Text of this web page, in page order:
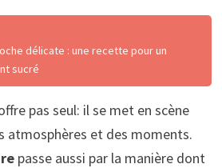
délicate : une recette pour un
sucré
pas seul: il se met en scène
atmosphères et des moments.
passe aussi par la manière dont